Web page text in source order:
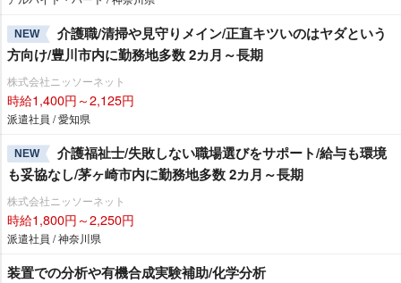
NEW
介護職/清掃や見守りメイン/正直キツいのはヤダという
方向け/豊川市内に勤務地多数 2カ月～長期
株式会社ニッソーネット
時給1,400円～2,125円
派遣社員 / 愛知県
NEW
介護福祉士/失敗しない職場選びをサポート/給与も環境
も妥協なし/茅ヶ崎市内に勤務地多数 2カ月～長期
株式会社ニッソーネット
時給1,800円～2,250円
派遣社員 / 神奈川県
装置での分析や有機合成実験補助/化学分析